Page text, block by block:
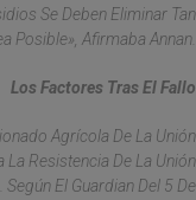
Se Deben Eliminar Tan
Posible», Afirmaba Annan.
Los Factores Tras El Fallo
Agrícola De La Unión
La Resistencia De La Unión
El Guardian Del 5 De